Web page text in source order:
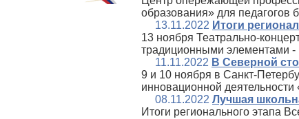
образования» для педагогов
13.11.2022 Итоги
13 ноября Театрально-
традиционными элементами -
11.11.2022 В Северной
9 и 10 ноября в
инновационной
08.11.2022 Лучшая
Итоги регионального этапа